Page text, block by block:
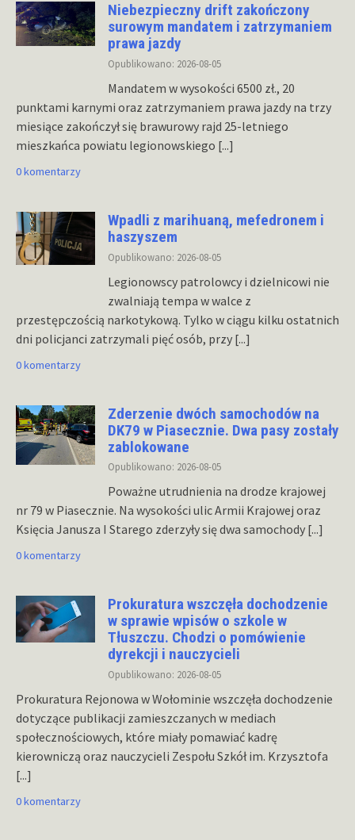
Niebezpieczny drift zakończony
surowym mandatem i zatrzymaniem
prawa jazdy
Opublikowano: 2026-08-05
Mandatem w wysokości 6500 zł., 20
punktami karnymi oraz zatrzymaniem prawa jazdy na trzy
miesiące zakończył się brawurowy rajd 25-letniego
mieszkańca powiatu legionowskiego [...]
0 komentarzy
Wpadli z marihuaną, mefedronem i
haszyszem
Opublikowano: 2026-08-05
Legionowscy patrolowcy i dzielnicowi nie
zwalniają tempa w walce z
przestępczością narkotykową. Tylko w ciągu kilku ostatnich
dni policjanci zatrzymali pięć osób, przy [...]
0 komentarzy
Zderzenie dwóch samochodów na
DK79 w Piasecznie. Dwa pasy zostały
zablokowane
Opublikowano: 2026-08-05
Poważne utrudnienia na drodze krajowej
nr 79 w Piasecznie. Na wysokości ulic Armii Krajowej oraz
Księcia Janusza I Starego zderzyły się dwa samochody [...]
0 komentarzy
Prokuratura wszczęła dochodzenie
w sprawie wpisów o szkole w
Tłuszczu. Chodzi o pomówienie
dyrekcji i nauczycieli
Opublikowano: 2026-08-05
Prokuratura Rejonowa w Wołominie wszczęła dochodzenie
dotyczące publikacji zamieszczanych w mediach
społecznościowych, które miały pomawiać kadrę
kierowniczą oraz nauczycieli Zespołu Szkół im. Krzysztofa
[...]
0 komentarzy